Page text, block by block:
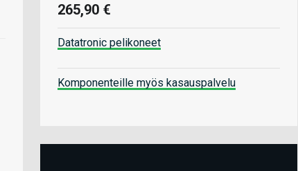
265,90 €
Datatronic pelikoneet
Komponenteille myös kasauspalvelu